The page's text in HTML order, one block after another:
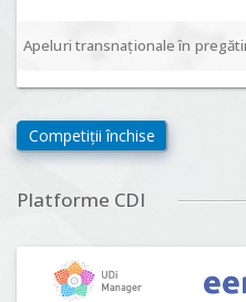
Apeluri transnaționale în
biodiversitate, consecințe
viitoare", Competiția 2026
n°5 (DUT-2026)
Lansare:01 Septembrie 2026
Competiții închise
Platforme CDI